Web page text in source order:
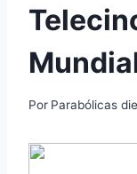
Por Parabólicas